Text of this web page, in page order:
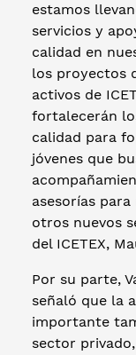
estamos
servicios y
calidad en
los proyectos
activos de
fortalecerán
calidad para
jóvenes que
asesorías
otros nuevos
del ICETEX,
Por su parte,
señaló que la
importante
sector